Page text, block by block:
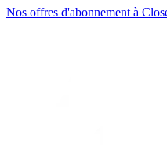
Nos offres d'abonnement à